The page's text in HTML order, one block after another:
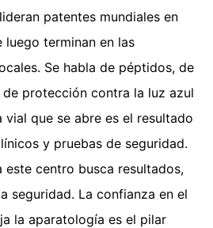
patentes mundiales en
terminan en las
Se habla de péptidos, de
protección contra la luz azul
vial que se abre es el resultado
y pruebas de seguridad.
este centro busca resultados,
seguridad. La confianza en el
la aparatología es el pilar